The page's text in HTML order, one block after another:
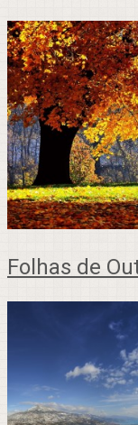
Folhas de